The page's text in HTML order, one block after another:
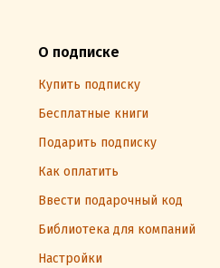
О подписке
Купить подписку
Бесплатные книги
Подарить подписку
Как оплатить
Ввести подарочный код
Библиотека для компаний
Настройки